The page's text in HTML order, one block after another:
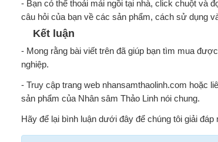
- Bạn có thể thoải mái ngồi tại nhà, click chuột và
câu hỏi của bạn về các sản phẩm, cách sử dụng
Kết luận
- Mong rằng bài viết trên đã giúp bạn tìm mua
nghiệp.
- Truy cập trang web nhansamthaolinh.com hoặc
sản phẩm của Nhân sâm Thảo Linh nói chung.
Hãy để lại bình luận dưới đây để chúng tôi giải